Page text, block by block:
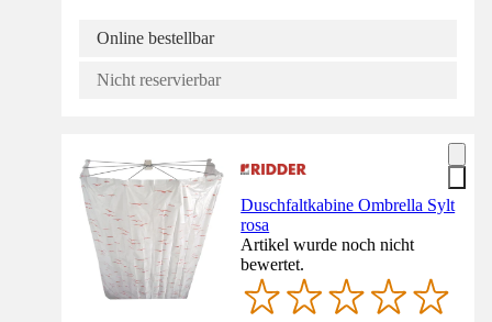
Online bestellbar
Nicht reservierbar
Duschfaltkabine Ombrella Sylt
rosa
Artikel wurde noch nicht
bewertet.